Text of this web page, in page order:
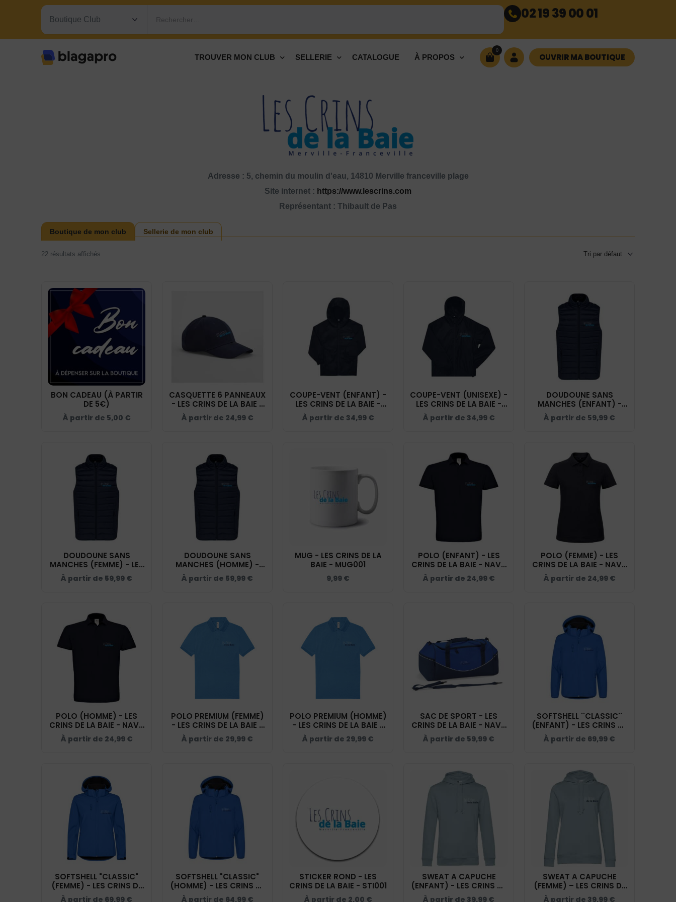
Rechercher… 02 19 39 00 01
TROUVER MON CLUB SELLERIE CATALOGUE À PROPOS
0
OUVRIR MA BOUTIQUE
Adresse : 5, chemin du moulin d'eau, 14810 Merville franceville plage
Site internet : https://www.lescrins.com
Représentant : Thibault de Pas
Boutique de mon club Sellerie de mon club
22 résultats affichés
BON CADEAU (À PARTIR
DE 5€)
À partir de 5,00 €
CASQUETTE 6 PANNEAUX
- LES CRINS DE LA BAIE -
NAVY - BF018
À partir de 24,99 €
COUPE-VENT (ENFANT) -
LES CRINS DE LA BAIE -
NAVY - BC631
À partir de 34,99 €
COUPE-VENT (UNISEXE) -
LES CRINS DE LA BAIE -
NAVY - BC630
À partir de 34,99 €
DOUDOUNE SANS
MANCHES (ENFANT) -
LES CRINS DE LA BAIE -
NAVY - K6115
À partir de 59,99 €
DOUDOUNE SANS
MANCHES (FEMME) - LES
CRINS DE LA BAIE - NAVY
- K6114
À partir de 59,99 €
DOUDOUNE SANS
MANCHES (HOMME) -
LES CRINS DE LA BAIE -
NAVY - K6113
À partir de 59,99 €
MUG - LES CRINS DE LA
BAIE - MUG001
9,99 €
POLO (ENFANT) - LES
CRINS DE LA BAIE - NAVY
- BCK424
À partir de 24,99 €
POLO (FEMME) - LES
CRINS DE LA BAIE - NAVY
- BCI1F
À partir de 24,99 €
POLO (HOMME) - LES
CRINS DE LA BAIE - NAVY
- BCID1
À partir de 24,99 €
POLO PREMIUM (FEMME)
- LES CRINS DE LA BAIE -
LAKE BLEU - BCW463
À partir de 29,99 €
POLO PREMIUM (HOMME)
- LES CRINS DE LA BAIE -
LAKE BLEU - BCU426
À partir de 29,99 €
SAC DE SPORT - LES
CRINS DE LA BAIE - NAVY
- QD70S
À partir de 59,99 €
SOFTSHELL ''CLASSIC''
(ENFANT) - LES CRINS DE
LA BAIE - BLEU ROI -
0200909
À partir de 69,99 €
SOFTSHELL "CLASSIC"
(FEMME) - LES CRINS DE
LA BAIE - BLEU ROI -
À partir de 69,99 €
SOFTSHELL "CLASSIC"
(HOMME) - LES CRINS DE
LA BAIE - BLEU ROI -
À partir de 64,99 €
STICKER ROND - LES
CRINS DE LA BAIE - STI001
À partir de 2,00 €
SWEAT A CAPUCHE
(ENFANT) - LES CRINS DE
LA BAIE - BLEU CIEL -
À partir de 39,99 €
SWEAT A CAPUCHE
(FEMME) – LES CRINS DE
LA BAIE - BLEU CIEL -
À partir de 39,99 €